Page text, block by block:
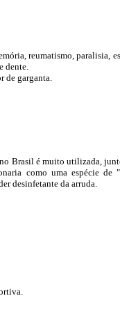
reumatismo, paralisia,
dente.
de garganta.
Brasil é muito utilizada,
como uma espécie de
desinfetante da arruda.